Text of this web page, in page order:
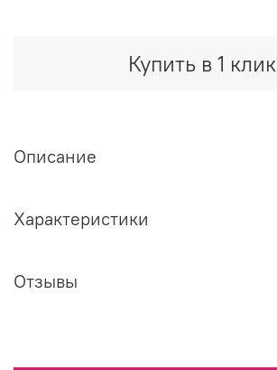
Купить в 1 клик
Описание
Характеристики
Отзывы